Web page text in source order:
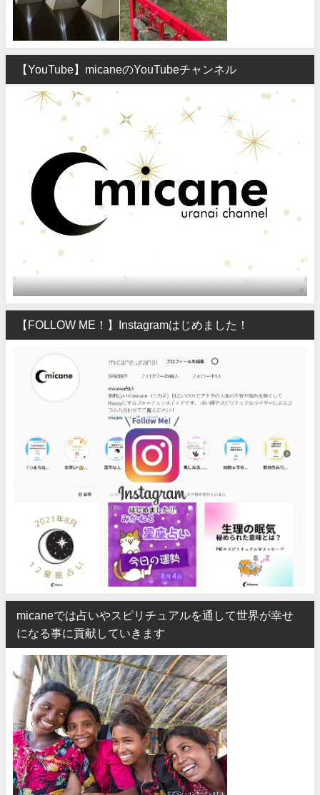
【YouTube】micaneのYouTubeチャンネル
【FOLLOW ME！】Instagramはじめました！
micaneでは占いやスピリチュアルを通して世界が幸せ
になる事に貢献していきます